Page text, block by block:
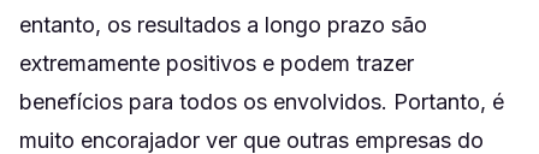
entanto, os resultados a longo prazo são
extremamente positivos e podem trazer
benefícios para todos os envolvidos. Portanto, é
muito encorajador ver que outras empresas do